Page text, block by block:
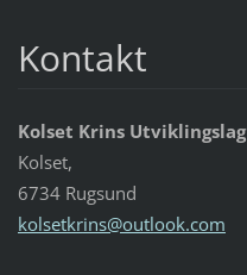
Kontakt
Kolset Krins Utviklingslag
Kolset,
6734 Rugsund
kolsetkrins@outlook.com